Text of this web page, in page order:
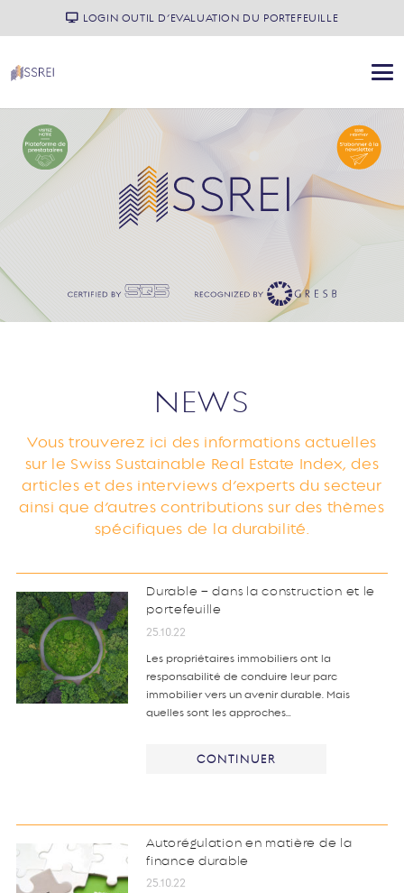
LOGIN OUTIL D’EVALUATION DU PORTEFEUILLE
NEWS
Vous trouverez ici des informations actuelles
sur le Swiss Sustainable Real Estate Index, des
articles et des interviews d’experts du secteur
ainsi que d’autres contributions sur des thèmes
spécifiques de la durabilité.
Durable – dans la construction et le
portefeuille
25.10.22
Les propriétaires immobiliers ont la
responsabilité de conduire leur parc
immobilier vers un avenir durable. Mais
quelles sont les approches…
CONTINUER
Autorégulation en matière de la
finance durable
25.10.22